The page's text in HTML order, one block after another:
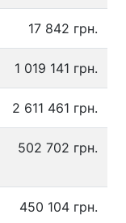
17 842 грн.
1 019 141 грн.
2 611 461 грн.
502 702 грн.
450 104 грн.